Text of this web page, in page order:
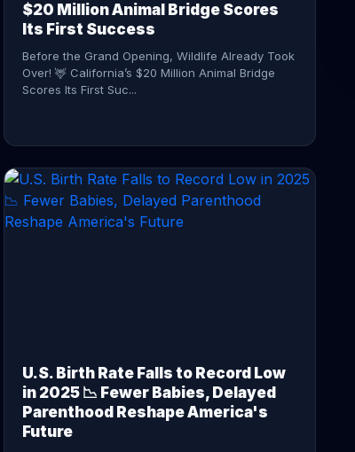
$20 Million Animal Bridge Scores
Its First Success
Before the Grand Opening, Wildlife Already Took
Over! 🦌 California’s $20 Million Animal Bridge
Scores Its First Suc...
U.S. Birth Rate Falls to Record Low
in 2025 📉 Fewer Babies, Delayed
Parenthood Reshape America's
Future